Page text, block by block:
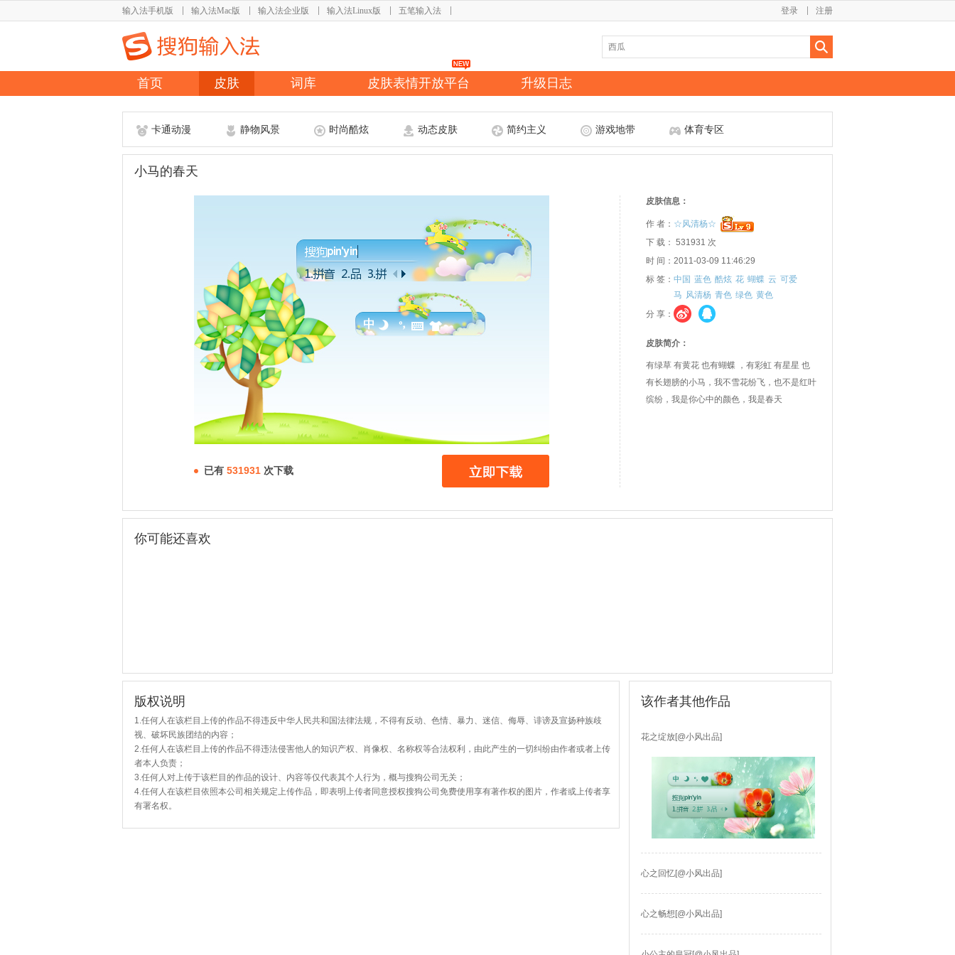
输入法手机版 输入法Mac版 输入法企业版 输入法Linux版 五笔输入法 注册
登录
首页 皮肤 词库 皮肤表情开放平台 升级日志
卡通动漫 静物风景 时尚酷炫 动态皮肤 简约主义 游戏地带 体育专区
小马的春天
已有 531931 次下载
皮肤信息：
作 者： ☆风清杨☆
下 载： 531931 次
时 间：2011-03-09 11:46:29
标 签： 中国 蓝色 酷炫 花 蝴蝶 云 可爱
马 风清杨 青色 绿色 黄色
分 享：
皮肤简介：
有绿草 有黄花 也有蝴蝶 ，有彩虹 有星星 也
有长翅膀的小马，我不雪花纷飞，也不是红叶
缤纷，我是你心中的颜色，我是春天
你可能还喜欢
版权说明
1.任何人在该栏目上传的作品不得违反中华人民共和国法律法规，不得有反动、色情、暴力、迷信、侮辱、诽谤及宣扬种族歧
视、破坏民族团结的内容；
2.任何人在该栏目上传的作品不得违法侵害他人的知识产权、肖像权、名称权等合法权利，由此产生的一切纠纷由作者或者上传
者本人负责；
3.任何人对上传于该栏目的作品的设计、内容等仅代表其个人行为，概与搜狗公司无关；
4.任何人在该栏目依照本公司相关规定上传作品，即表明上传者同意授权搜狗公司免费使用享有著作权的图片，作者或上传者享
有署名权。
该作者其他作品
花之绽放[@小风出品]
心之回忆[@小风出品]
心之畅想[@小风出品]